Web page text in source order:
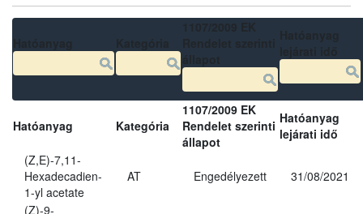
Hatóanyag Kategória
1107/2009 EK
Rendelet szerinti
állapot
Hatóanyag
lejárati idő
(Z,E)-7,11-
Hexadecadien-
1-yl acetate
AT Engedélyezett 31/08/2021
(Z)-9-